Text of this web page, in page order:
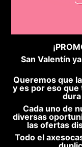
San Valentín
Queremos que
y es por eso
dura
Cada uno de
diversas
las ofertas
Todo el